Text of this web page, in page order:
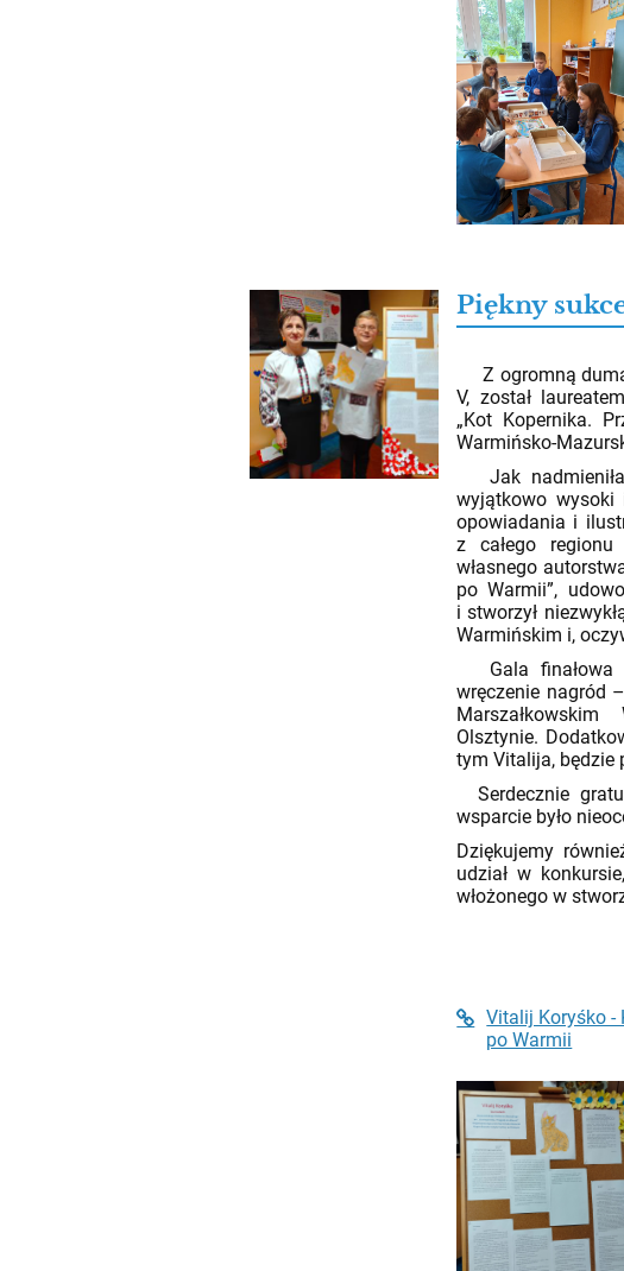
Piękny
Z ogromną
V, został
„Kot Kopernika.
Warmińsko-
Jak nadmieniła
wyjątkowo wysoki
opowiadania i
z całego
własnego
po Warmii”,
i stworzył
Warmińskim i,
Gala finałowa
wręczenie nagród
Olsztynie.
tym Vitalija, będzie
Serdecznie
wsparcie było
Dziękujemy
udział w
włożonego w
Vitalij Koryśko -
po Warmii